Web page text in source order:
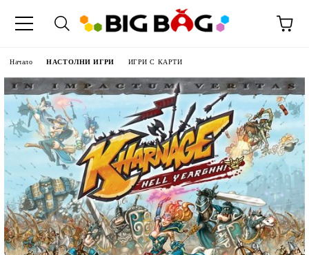
Начало НАСТОЛНИ ИГРИ ИГРИ С КАРТИ